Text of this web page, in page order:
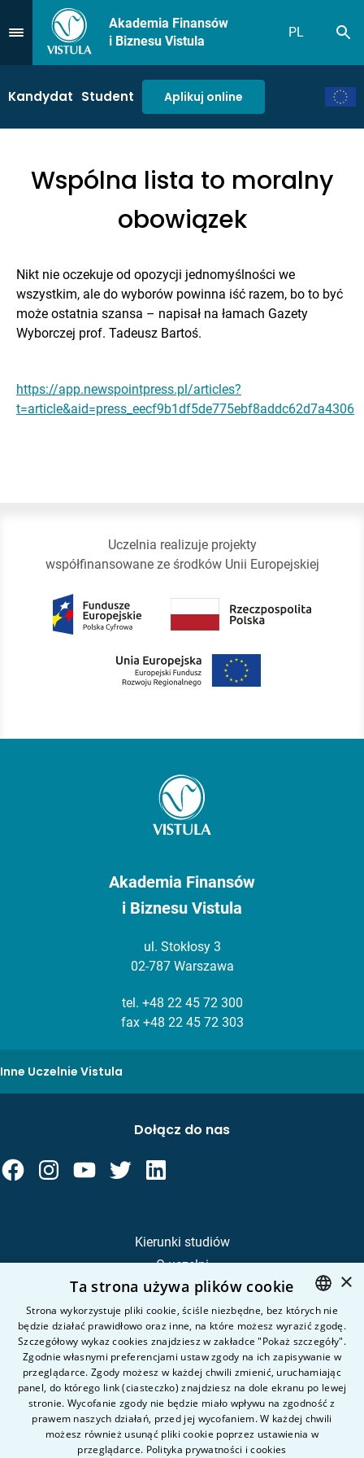
Przejdź do Menu
Akademia Finansów
i Biznesu Vistula
PL
Kandydat Student Aplikuj online
Wspólna lista to moralny
obowiązek
Nikt nie oczekuje od opozycji jednomyślności we
wszystkim, ale do wyborów powinna iść razem, bo to być
może ostatnia szansa – napisał na łamach Gazety
Wyborczej prof. Tadeusz Bartoś.
https://app.newspointpress.pl/articles?
t=article&aid=press_eecf9b1df5de775ebf8addc62d7a4306
Uczelnia realizuje projekty
współfinansowane ze środków Unii Europejskiej
Akademia Finansów
i Biznesu Vistula
ul. Stokłosy 3
02-787 Warszawa
tel. +48 22 45 72 300
fax +48 22 45 72 303
Inne Uczelnie Vistula
Kierunki studiów
O uczelni
Kandydat
Student
Nauka i badania
Intranet
Pytania i odpowiedzi
Kontakt
Dołącz do nas
POLISH
ENGLISH
×
Ta strona używa plików cookie
Strona wykorzystuje pliki cookie, ściśle niezbędne, bez których nie
będzie działać prawidłowo oraz inne, na które możesz wyrazić zgodę.
Szczegółowy wykaz cookies znajdziesz w zakładce "Pokaż szczegóły".
Zgodnie własnymi preferencjami ustaw zgody na ich zapisywanie w
przeglądarce. Zgody możesz w każdej chwili zmienić, uruchamiając
panel, do którego link (ciasteczko) znajdziesz na dole ekranu po lewej
stronie. Wycofanie zgody nie będzie miało wpływu na zgodność z
prawem naszych działań, przed jej wycofaniem. W każdej chwili
możesz również usunąć pliki cookie poprzez ustawienia w
przeglądarce. Polityka prywatności i cookies